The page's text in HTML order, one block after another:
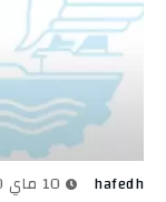
hafedh